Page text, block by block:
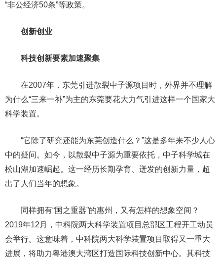
“非公经济50条”等政策。
创新创业
科技创新要素加速聚集
在2007年，东莞引进散裂中子源项目时，外界并不理解
为什么“三来一补”为主的东莞要花大力气引进这样一个国家大
科学装置。
“它除了研究还能为东莞创造什么？”这是多年来不少人心
中的疑问。如今，以散裂中子源为重要依托，中子科学城在
松山湖加速崛起。这一经历长期孕育、迸发的创新力量，超
出了人们当年的想象。
同样拥有“国之重器”的惠州，又有怎样的想象空间？
2019年12月，中科院两大科学装置项目总部区工程开工动员
会举行。这意味着，中科院两大科学装置项目取得又一重大
进展，将助力粤港澳大湾区打造国际科技创新中心。其科技